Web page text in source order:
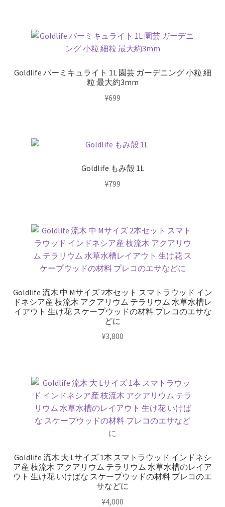
Goldlife バーミキュライト 1L 園芸 ガーデニング 小粒 細
粒 最大約3mm
¥699
Goldlife もみ殻 1L
¥799
Goldlife 流木 中 Mサイズ 2本セット スマトラウッド イン
ドネシア産 枝流木 アクアリウム テラリウム 水草水槽レ
イアウト 生け花 スケープウッドの材料 プレコのエサな
どに
¥3,800
Goldlife 流木 大 Lサイズ 1本 スマトラウッド インドネシ
ア産 枝流木 アクアリウム テラリウム 水草水槽のレイア
ウト 生け花 いけばな スケープウッドの材料 プレコのエ
サなどに
¥4,000